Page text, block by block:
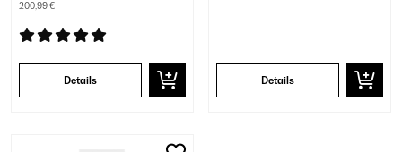
200,99 €
Details Details